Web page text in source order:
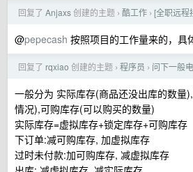
回复了 Anjaxs创建的主题 › 酷工作 › [全职远程
@pepecash 按照项目的工作量来的，具
回复了 rqxiao 创建的主题 › 程序员 › 问下一般
一般分为 实际库存(商品还没出库的数
情况),可购库存(可以购买的数量)
实际库存=虚拟库存+锁定库存+可购库存
下订单:减可购库存, 加虚拟库存
过时未付款:加可购库存, 减虚拟库存